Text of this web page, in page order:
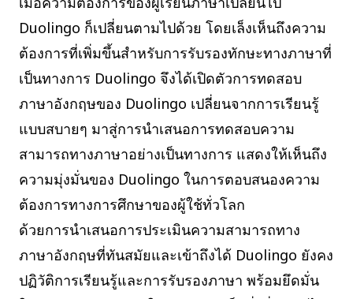
Duolingo ก็เปลี่ยนตามไปด้วย โดยเล็งเห็นถึงความ
ต้องการที่เพิ่มขึ้นสำหรับการรับรองทักษะทางภาษาที่
เป็นทางการ Duolingo จึงได้เปิดตัวการทดสอบ
ภาษาอังกฤษของ Duolingo เปลี่ยนจากการเรียนรู้
แบบสบายๆ มาสู่การนำเสนอการทดสอบความ
สามารถทางภาษาอย่างเป็นทางการ แสดงให้เห็นถึง
ความมุ่งมั่นของ Duolingo ในการตอบสนองความ
ต้องการทางการศึกษาของผู้ใช้ทั่วโลก
ด้วยการนำเสนอการประเมินความสามารถทาง
ภาษาอังกฤษที่ทันสมัยและเข้าถึงได้ Duolingo ยังคง
ปฏิวัติการเรียนรู้และการรับรองภาษา พร้อมยึดมั่น